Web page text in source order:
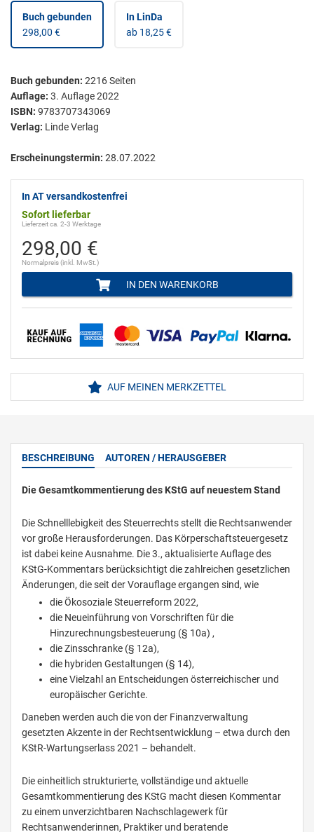
Buch gebunden
298,00 €
In LinDa
ab 18,25 €
Buch gebunden: 2216Seiten
Auflage: 3. Auflage 2022
ISBN: 9783707343069
Verlag: Linde Verlag
Erscheinungstermin: 28.07.2022
In AT versandkostenfrei
Sofort lieferbar
Lieferzeit ca. 2-3 Werktage
298,00 €
Normalpreis (inkl. MwSt.)
IN DEN WARENKORB
AUF MEINEN MERKZETTEL
BESCHREIBUNG AUTOREN / HERAUSGEBER
Die Gesamtkommentierung des KStG auf neuestem Stand
Die Schnelllebigkeit des Steuerrechts stellt die Rechtsanwender
vor große Herausforderungen. Das Körperschaftsteuergesetz
ist dabei keine Ausnahme. Die 3., aktualisierte Auflage des
KStG-Kommentars berücksichtigt die zahlreichen gesetzlichen
Änderungen, die seit der Vorauflage ergangen sind, wie
die Ökosoziale Steuerreform 2022,
die Neueinführung von Vorschriften für die
Hinzurechnungsbesteuerung (§ 10a) ,
die Zinsschranke (§ 12a),
die hybriden Gestaltungen (§ 14),
eine Vielzahl an Entscheidungen österreichischer und
europäischer Gerichte.
Daneben werden auch die von der Finanzverwaltung
gesetzten Akzente in der Rechtsentwicklung – etwa durch den
KStR-Wartungserlass 2021 – behandelt.
Die einheitlich strukturierte, vollständige und aktuelle
Gesamtkommentierung des KStG macht diesen Kommentar
zu einem unverzichtbaren Nachschlagewerk für
Rechtsanwenderinnen, Praktiker und beratende